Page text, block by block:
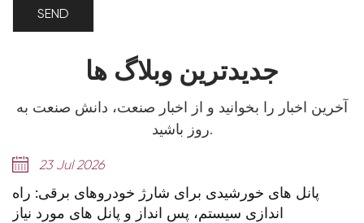
جدیدترین وبلاگ ها
آخرین اخبار را بخوانید و از اخبار صنعت، دانش صنعت به
روز باشید.
23 Jul 2026
پانل های خورشیدی برای شارژ خودروهای برقی: راه
اندازی سیستم، پس انداز و پانل های مورد نیاز